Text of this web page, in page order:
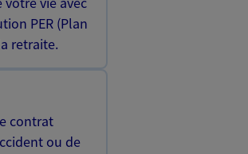
PER (Plan
retraite.
contrat
ou de